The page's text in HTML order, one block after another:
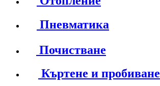
Пневматика
Почистване
Къртене и пробиване